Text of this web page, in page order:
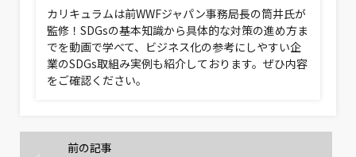
カリキュラムは前WWFジャパン事務局長の筒井氏が
監修！SDGsの基本知識から具体的な対策の進め方ま
でを動画で学べて、ビジネス化の参考にしやすい企
業のSDGs取組み実例も紹介しております。ぜひ内容
をご確認ください。
前の記事